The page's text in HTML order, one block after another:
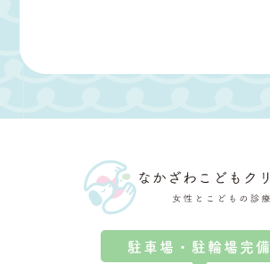
駐車場・駐輪場完備